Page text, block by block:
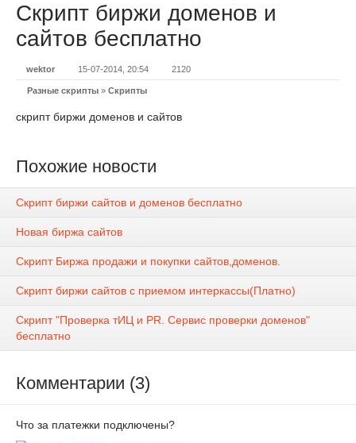
Скрипт биржи доменов и
сайтов бесплатно
wektor 15-07-2014, 20:54 2120
Разные скрипты » Скрипты
скрипт биржи доменов и сайтов
Похожие новости
Скрипт биржи сайтов и доменов бесплатно
Новая биржа сайтов
Скрипт Биржа продажи и покупки сайтов,доменов.
Скрипт биржи сайтов с приемом интеркассы(Платно)
Скрипт "Проверка тИЦ и PR. Сервис проверки доменов"
бесплатно
Комментарии (3)
Что за платежки подключены?